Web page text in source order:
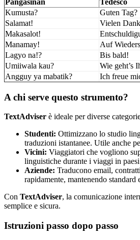
Kumusta?
Guten Tag?
Salamat!
Vielen
Makasalot!
Manamay!
Auf
Lagyo na!?
Bis bald!
Umiiwala kau?
Wie geht’s
Angguy ya mabatik?
Ich freue
A chi serve questo strumento?
TextAdviser è ideale per diverse
Studenti: Ottimizzano lo studio
traduzioni istantanee. Utile anche
Vicini: Viaggiatori che vogliono
linguistiche durante i viaggi in
Aziende: Traducono email,
rapidamente, mantenendo standard
Con TextAdviser, la comunicazione
semplice e sicura.
Istruzioni passo dopo passo